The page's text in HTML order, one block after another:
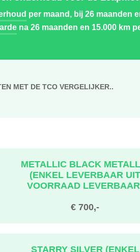
per maand, bij 26 maanden
na 26 maanden en 15.000 km
MET DE TCO VERGELIJKER..
€ 700,-
METALLIC BLACK
(ENKEL LEVERBAAR UIT
VOORRAAD
STARRY SILVER (ENKEL